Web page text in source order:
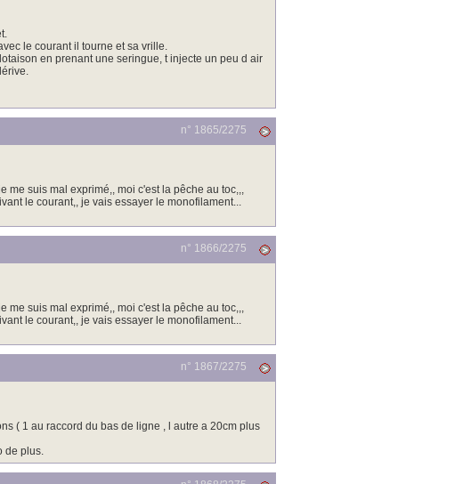
le courant il tourne et sa vrille.
en prenant une seringue, t injecte un peu d air
n° 1865/2275
me suis mal exprimé,, moi c'est la pêche au toc,,,
le courant,, je vais essayer le monofilament...
n° 1866/2275
me suis mal exprimé,, moi c'est la pêche au toc,,,
le courant,, je vais essayer le monofilament...
n° 1867/2275
( 1 au raccord du bas de ligne , l autre a 20cm plus
de plus.